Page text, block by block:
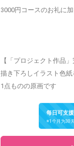
3000円コースのお礼に
【「プロジェクト作品
描き下ろしイラスト色
1点ものの原画です
每日可支援
※1个月为30